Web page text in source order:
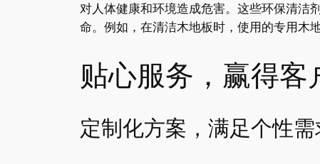
对人体健康和环境造成危害。这些环保清洁
命。例如，在清洁木地板时，使用的专用木
贴心服务，赢得客
定制化方案，满足个性需